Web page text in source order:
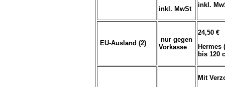
inkl. MwSt
inkl.
EU-Ausland (2)
nur gegen
Vorkasse
24,50 €
Hermes
bis 120
Mit